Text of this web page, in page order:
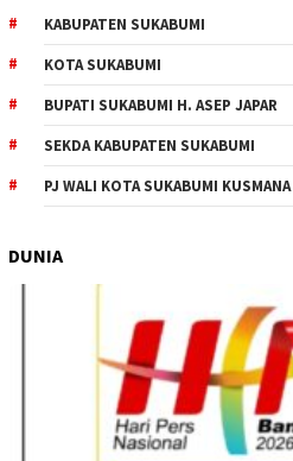
KABUPATEN SUKABUMI
KOTA SUKABUMI
BUPATI SUKABUMI H. ASEP JAPAR
SEKDA KABUPATEN SUKABUMI
PJ WALI KOTA SUKABUMI
DUNIA